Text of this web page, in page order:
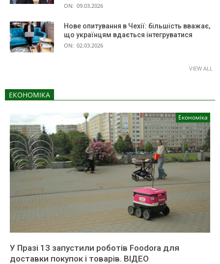
ON: 09.03.2026
Нове опитування в Чехії: більшість вважає,
що українцям вдається інтегруватися
ON: 02.03.2026
VIEW ALL
ЕКОНОМІКА
Економіка
У Празі 13 запустили роботів Foodora для
доставки покупок і товарів. ВІДЕО